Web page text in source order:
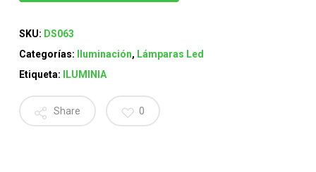
SKU: DS063
Categorías:
Iluminación, Lámparas Led
Etiqueta:
ILUMINIA
Share 0